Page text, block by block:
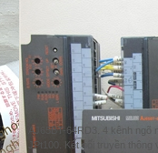
AJ65BT-64RD3. 4 kênh ngõ
JPt100. Kết nối truyền thông